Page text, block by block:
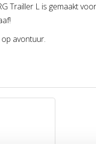
Trailler L is gemaakt
avontuur.